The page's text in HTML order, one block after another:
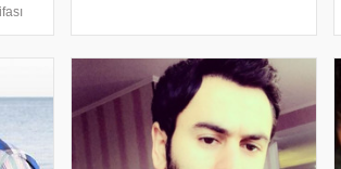
hazırlaşıram